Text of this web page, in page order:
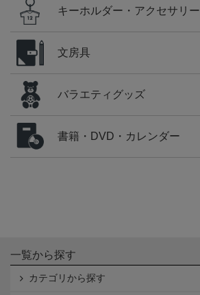
キーホルダー・アクセサリー
文房具
バラエティグッズ
書籍・DVD・カレンダー
一覧から探す
カテゴリから探す